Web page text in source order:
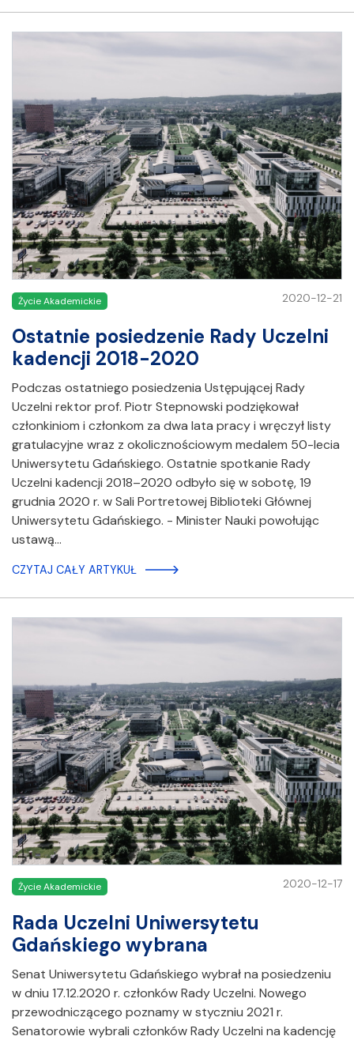
Życie Akademickie 2020-12-21
Ostatnie posiedzenie Rady Uczelni
kadencji 2018-2020
Podczas ostatniego posiedzenia Ustępującej Rady
Uczelni rektor prof. Piotr Stepnowski podziękował
członkiniom i członkom za dwa lata pracy i wręczył listy
gratulacyjne wraz z okolicznościowym medalem 50-lecia
Uniwersytetu Gdańskiego. Ostatnie spotkanie Rady
Uczelni kadencji 2018–2020 odbyło się w sobotę, 19
grudnia 2020 r. w Sali Portretowej Biblioteki Głównej
Uniwersytetu Gdańskiego. - Minister Nauki powołując
ustawą…
CZYTAJ CAŁY ARTYKUŁ
Życie Akademickie 2020-12-17
Rada Uczelni Uniwersytetu
Gdańskiego wybrana
Senat Uniwersytetu Gdańskiego wybrał na posiedzeniu
w dniu 17.12.2020 r. członków Rady Uczelni. Nowego
przewodniczącego poznamy w styczniu 2021 r.
Senatorowie wybrali członków Rady Uczelni na kadencję